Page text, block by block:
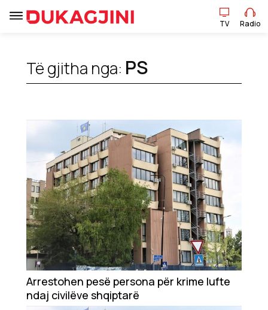
Lajme
Sport
Pikëpamje
Art Jete
Kulturë
Showbiz
Ekonomi
TV Radio
Të gjitha nga: PS
Arrestohen pesë persona për krime lufte
ndaj civilëve shqiptarë